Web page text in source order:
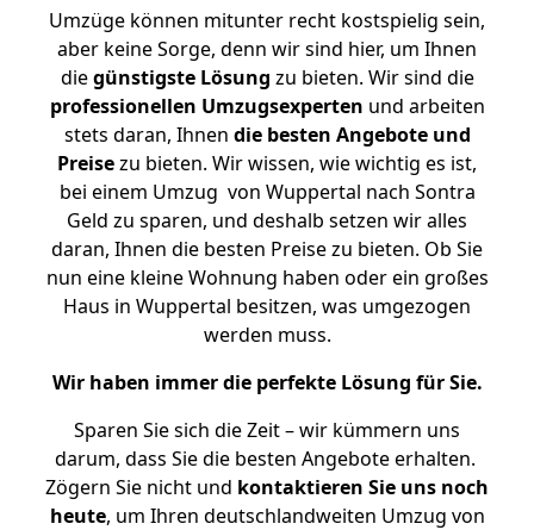
Umzüge können mitunter recht kostspielig sein,
aber keine Sorge, denn wir sind hier, um Ihnen
diegünstigste Lösung zu bieten. Wir sind die
professionellen Umzugsexperten und arbeiten
stets daran, Ihnen die besten Angebote und
Preisezu bieten. Wir wissen, wie wichtig es ist,
bei einem Umzug von Wuppertal nach Sontra
Geld zu sparen, und deshalb setzen wir alles
daran, Ihnen die besten Preise zu bieten. Ob Sie
nun eine kleine Wohnung haben oder ein großes
Haus in Wuppertal besitzen, was umgezogen
werden muss.
Wir haben immer die perfekte Lösung für Sie.
Sparen Sie sich die Zeit – wir kümmern uns
darum, dass Sie die besten Angebote erhalten.
Zögern Sie nicht und kontaktieren Sie uns noch
heute, um Ihren deutschlandweiten Umzug von